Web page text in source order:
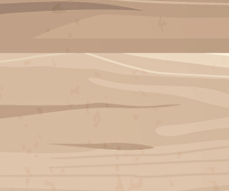
Exporter les lignes sélectionnées
Exporter uniquement les